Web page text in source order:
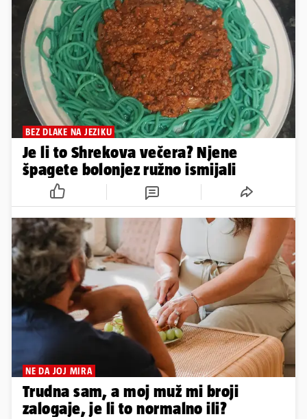
BEZ DLAKE NA JEZIKU
Je li to Shrekova večera? Njene
špagete bolonjez ružno ismijali
NE DA JOJ MIRA
Trudna sam, a moj muž mi broji
zalogaje, je li to normalno ili?